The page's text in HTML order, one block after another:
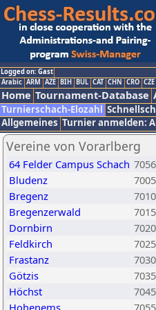
Logged on: Gast
Arabic ARM AZE BIH BUL CAT CHN CRO CZE
Home Tournament-Database
Turnierschach-Elozahl
Allgemeines Turnier anmelden:
Vereine von Vorarlberg
64 Felder Campus Schach 7056
Bludenz
7005
Bregenz
7010
Bregenzerwald
7015
Dornbirn
7020
Feldkirch
7025
Frastanz
7030
Götzis
7035
Höchst
7045
Hohenems
7055